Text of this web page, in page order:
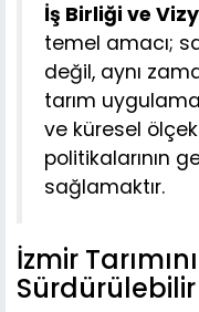
İş Birliği ve
temel amacı;
değil, aynı
tarım
ve küresel
politikalarının
sağlamaktır.
İzmir